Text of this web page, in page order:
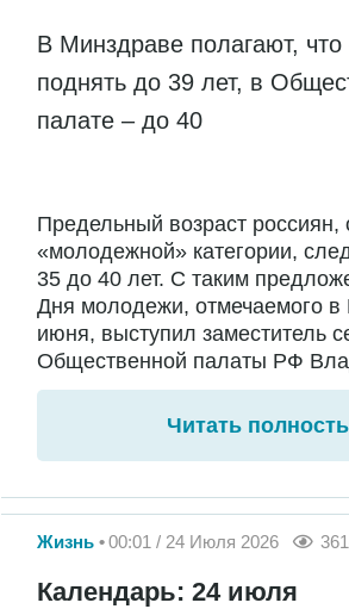
В Минздраве полагают,
поднять до 39 лет, в
палате – до 40
Предельный возраст россиян,
«молодежной» категории,
35 до 40 лет. С таким
Дня молодежи, отмечаемого в
июня, выступил заместитель
Общественной палаты РФ
Читать
Жизнь 00:01 / 24 Июля 2026
Календарь: 24 июля